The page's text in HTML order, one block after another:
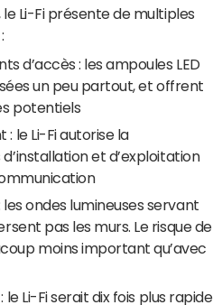
Li-Fi présente de multiples
d’accès : les ampoules LED
un peu partout, et offrent
potentiels
le Li-Fi autorise la
et d’exploitation
ondes lumineuses servant
pas les murs. Le risque de
moins important qu’avec
Li-Fi serait dix fois plus rapide